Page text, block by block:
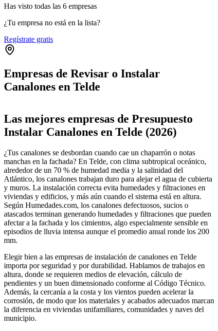
Has visto todas las 6 empresas
¿Tu empresa no está en la lista?
Regístrate gratis
Empresas de Revisar o Instalar
Canalones en Telde
+
−
Las mejores empresas de Presupuesto
Instalar Canalones en Telde (2026)
¿Tus canalones se desbordan cuando cae un chaparrón o notas
manchas en la fachada? En Telde, con clima subtropical oceánico,
alrededor de un 70 % de humedad media y la salinidad del
Atlántico, los canalones trabajan duro para alejar el agua de cubierta
y muros. La instalación correcta evita humedades y filtraciones en
viviendas y edificios, y más aún cuando el sistema está en altura.
Según Humedades.com, los canalones defectuosos, sucios o
atascados terminan generando humedades y filtraciones que pueden
afectar a la fachada y los cimientos, algo especialmente sensible en
episodios de lluvia intensa aunque el promedio anual ronde los 200
mm.
Elegir bien a las empresas de instalación de canalones en Telde
importa por seguridad y por durabilidad. Hablamos de trabajos en
altura, donde se requieren medios de elevación, cálculo de
pendientes y un buen dimensionado conforme al Código Técnico.
Además, la cercanía a la costa y los vientos pueden acelerar la
corrosión, de modo que los materiales y acabados adecuados marcan
la diferencia en viviendas unifamiliares, comunidades y naves del
municipio.